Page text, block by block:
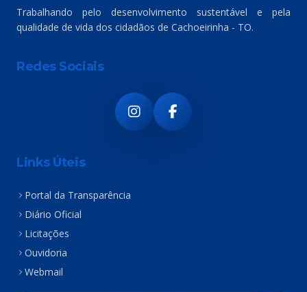
Trabalhando pelo desenvolvimento sustentável e pela
qualidade de vida dos cidadãos de Cachoeirinha - TO.
Redes Sociais
Links Úteis
Portal da Transparência
Diário Oficial
Licitações
Ouvidoria
Webmail